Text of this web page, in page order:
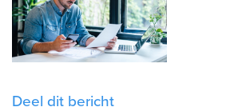
Deel dit bericht